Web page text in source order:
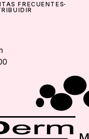
FRECUENTES